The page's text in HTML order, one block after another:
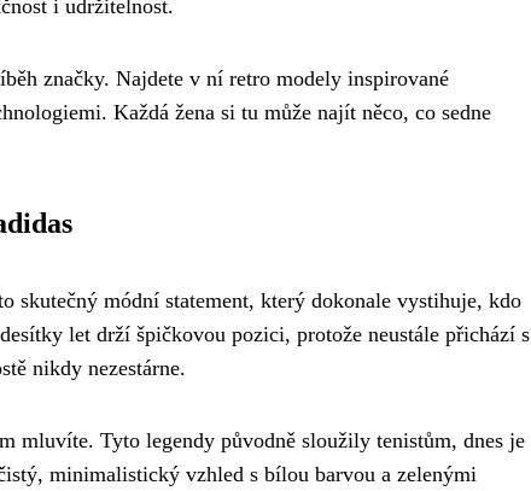
i udržitelnost.
značky. Najdete v ní retro modely inspirované
Každá žena si tu může najít něco, co sedne
skutečný módní statement, který dokonale vystihuje, kdo
let drží špičkovou pozici, protože neustále přichází s
nikdy nezestárne.
mluvíte. Tyto legendy původně sloužily tenistům, dnes je
minimalistický vzhled s bílou barvou a zelenými